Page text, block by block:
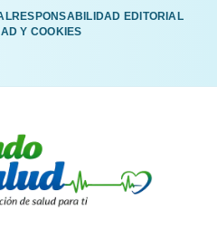
RESPONSABILIDAD EDITORIAL
Y COOKIES